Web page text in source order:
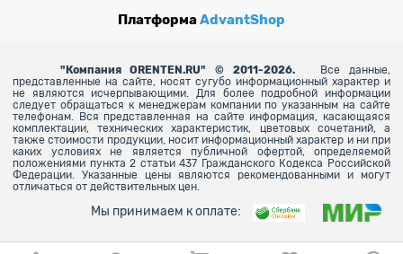
ПлатформаAdvantShop
" Компания ORENTEN.RU" © 2011-2026.
Все данные,
представленные на сайте, носят сугубо информационный характер и
не являются исчерпывающими. Для более подробной информации
следует обращаться к менеджерам компании по указанным на сайте
телефонам. Вся представленная на сайте информация, касающаяся
комплектации, технических характеристик, цветовых сочетаний, а
также стоимости продукции, носит информационный характер и ни при
каких условиях не является публичной офертой, определяемой
положениями пункта 2 статьи 437 Гражданского Кодекса Российской
Федерации. Указанные цены являются рекомендованными и могут
отличаться от действительных цен.
Мы принимаем к оплате: